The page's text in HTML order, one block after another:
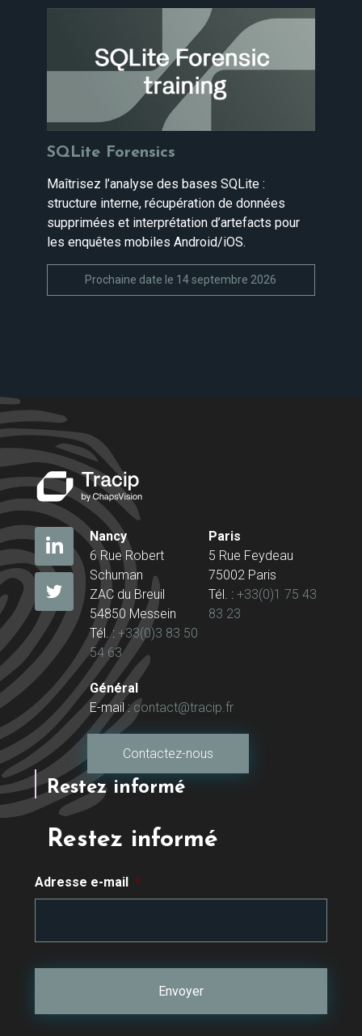
SQLite Forensics
Maîtrisez l’analyse des bases SQLite :
structure interne, récupération de données
supprimées et interprétation d’artefacts pour
les enquêtes mobiles Android/iOS.
Prochaine date le 14 septembre 2026
Nancy
6 Rue Robert
Schuman
ZAC du Breuil
54850 Messein
Tél. : +33(0)3 83 50
54 63
Paris
5 Rue Feydeau
75002 Paris
Tél. : +33(0)1 75 43
83 23
Général
E-mail :contact@tracip.fr
Contactez-nous
Restez informé
Restez informé
Adresse e-mail *